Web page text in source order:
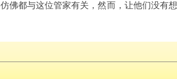
佛都与这位管家有关，然而，让他们没有